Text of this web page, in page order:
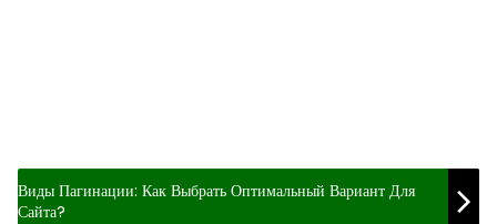
Виды Пагинации: Как Выбрать Оптимальный Вариант Для
Сайта?